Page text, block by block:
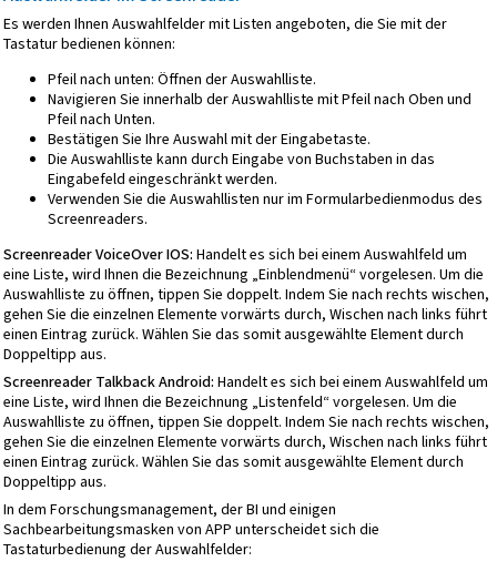
Es werden Ihnen Auswahlfelder mit Listen angeboten, die Sie mit der
Tastatur bedienen können:
Pfeil nach unten: Öffnen der Auswahlliste.
Navigieren Sie innerhalb der Auswahlliste mit Pfeil nach Oben und
Pfeil nach Unten.
Bestätigen Sie Ihre Auswahl mit der Eingabetaste.
Die Auswahlliste kann durch Eingabe von Buchstaben in das
Eingabefeld eingeschränkt werden.
Verwenden Sie die Auswahllisten nur im Formularbedienmodus des
Screenreaders.
Screenreader VoiceOver IOS: Handelt es sich bei einem Auswahlfeld um
eine Liste, wird Ihnen die Bezeichnung „Einblendmenü“ vorgelesen. Um die
Auswahlliste zu öffnen, tippen Sie doppelt. Indem Sie nach rechts wischen,
gehen Sie die einzelnen Elemente vorwärts durch, Wischen nach links führt
einen Eintrag zurück. Wählen Sie das somit ausgewählte Element durch
Doppeltipp aus.
Screenreader Talkback Android: Handelt es sich bei einem Auswahlfeld um
eine Liste, wird Ihnen die Bezeichnung „Listenfeld“ vorgelesen. Um die
Auswahlliste zu öffnen, tippen Sie doppelt. Indem Sie nach rechts wischen,
gehen Sie die einzelnen Elemente vorwärts durch, Wischen nach links führt
einen Eintrag zurück. Wählen Sie das somit ausgewählte Element durch
Doppeltipp aus.
In dem Forschungsmanagement, der BI und einigen
Sachbearbeitungsmasken von APP unterscheidet sich die
Tastaturbedienung der Auswahlfelder: